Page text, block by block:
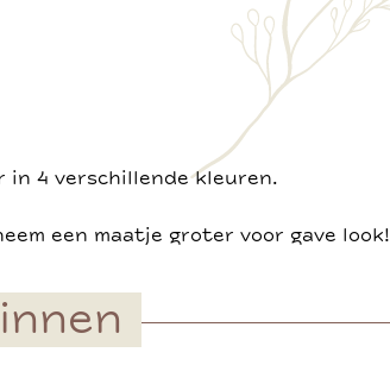
4 verschillende kleuren.
een maatje groter voor gave look!